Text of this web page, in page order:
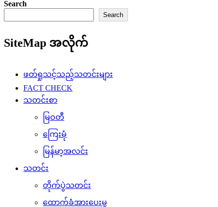
Search
Search
SiteMap အလိုက်
ဖတ်ရှုသင့်သည့်သတင်းများ
FACT CHECK
သတင်းစာ
မြဝတီ
ကြေးမုံ
မြန်မာ့အလင်း
သတင်း
တိုက်ပွဲသတင်း
ထောက်ခံအားပေးမှု